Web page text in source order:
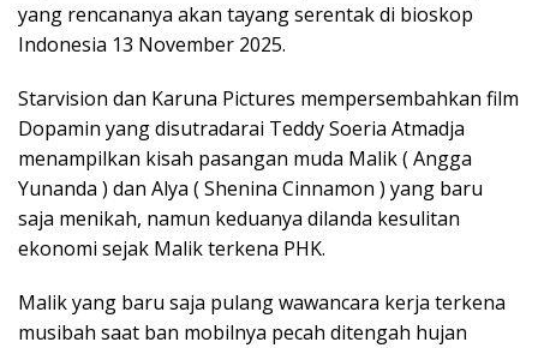
yang rencananya akan tayang serentak di bioskop
Indonesia 13 November 2025.
Starvision dan Karuna Pictures mempersembahkan film
Dopamin yang disutradarai Teddy Soeria Atmadja
menampilkan kisah pasangan muda Malik ( Angga
Yunanda ) dan Alya ( Shenina Cinnamon ) yang baru
saja menikah, namun keduanya dilanda kesulitan
ekonomi sejak Malik terkena PHK.
Malik yang baru saja pulang wawancara kerja terkena
musibah saat ban mobilnya pecah ditengah hujan